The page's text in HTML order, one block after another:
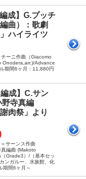
成】G.プッチ
曲）：歌劇
ハイライツ
ーニ作曲（Giacomo
Onodera,arr.)/Advance
期間6ヶ月：11,880円
成】C.サン
野寺真編
肉祭」より
サーンス作曲
真編曲 (Makoto
Grade3）/（基本セッ
ンガルー、水族館、化
期間6ヶ月～